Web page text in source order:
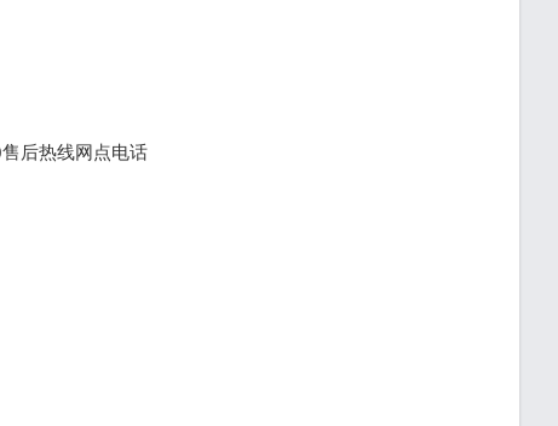
后热线网点电话